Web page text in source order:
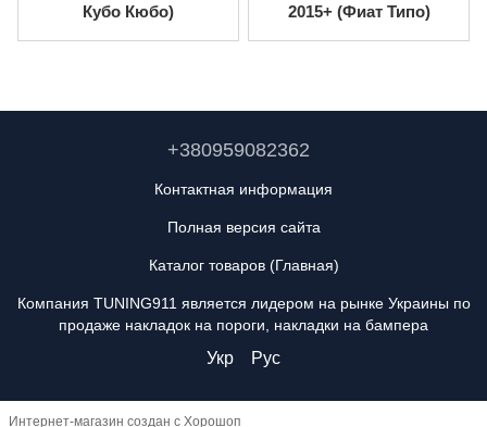
Кубо Кюбо)
2015+ (Фиат Типо)
+380959082362
Контактная информация
Полная версия сайта
Каталог товаров (Главная)
Компания TUNING911 является лидером на рынке Украины по
продаже накладок на пороги, накладки на бампера
Укр Рус
Интернет-магазин создан с Хорошоп